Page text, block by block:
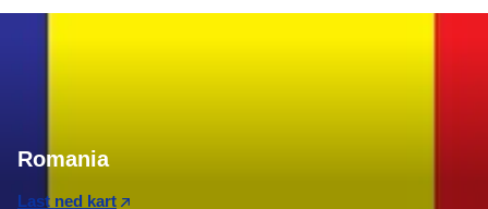
Romania
Last ned kart